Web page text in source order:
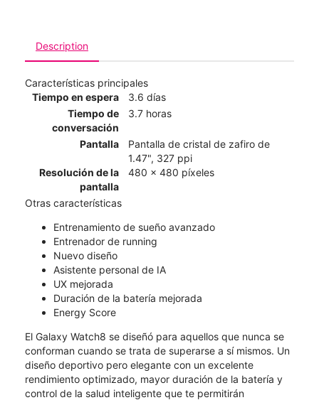
Description
Características principales
Tiempo en espera
3.6 días
Tiempo de
conversación
3.7 horas
Pantalla
Pantalla de cristal de zafiro de
1.47", 327 ppi
Resolución de la
pantalla
480 x 480 píxeles
Otras características
Entrenamiento de sueño avanzado
Entrenador de running
Nuevo diseño
Asistente personal de IA
UX mejorada
Duración de la batería mejorada
Energy Score
El Galaxy Watch8 se diseñó para aquellos que nunca se
conforman cuando se trata de superarse a sí mismos. Un
diseño deportivo pero elegante con un excelente
rendimiento optimizado, mayor duración de la batería y
control de la salud inteligente que te permitirán